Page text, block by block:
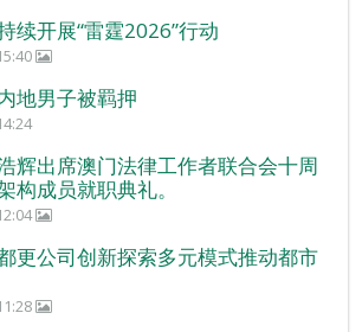
续开展“雷霆2026”行动
地男子被羁押
辉出席澳门法律工作者联合会十周
构成员就职典礼。
更公司创新探索多元模式推动都市